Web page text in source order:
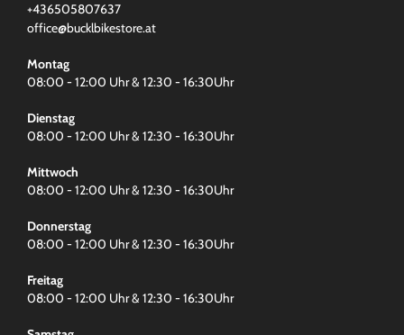
+436505807637
office@bucklbikestore.at
Montag
08:00 - 12:00 Uhr & 12:30 - 16:30Uhr
Dienstag
08:00 - 12:00 Uhr & 12:30 - 16:30Uhr
Mittwoch
08:00 - 12:00 Uhr & 12:30 - 16:30Uhr
Donnerstag
08:00 - 12:00 Uhr & 12:30 - 16:30Uhr
Freitag
08:00 - 12:00 Uhr & 12:30 - 16:30Uhr